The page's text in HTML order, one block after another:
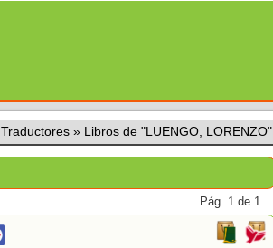
Traductores » Libros de "LUENGO, LORENZO"
Pág. 1 de 1.